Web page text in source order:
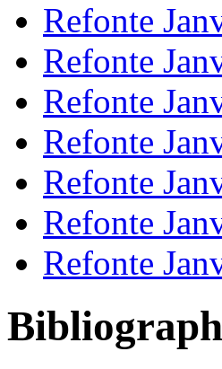
Refonte
Refonte
Refonte
Refonte
Refonte
Refonte
Refonte